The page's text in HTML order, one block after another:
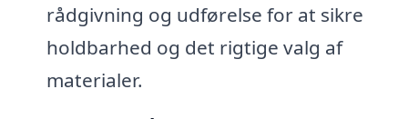
rådgivning og udførelse for at sikre
holdbarhed og det rigtige valg af
materialer.